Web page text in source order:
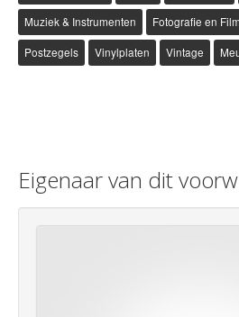
Muziek & Instrumenten
Fotografie en
Postzegels
Vinylplaten Vintage
Eigenaar van dit